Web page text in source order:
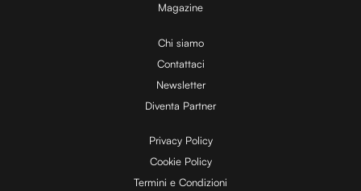
Magazine
Chi siamo
Contattaci
Newsletter
Diventa Partner
Privacy Policy
Cookie Policy
Termini e Condizioni